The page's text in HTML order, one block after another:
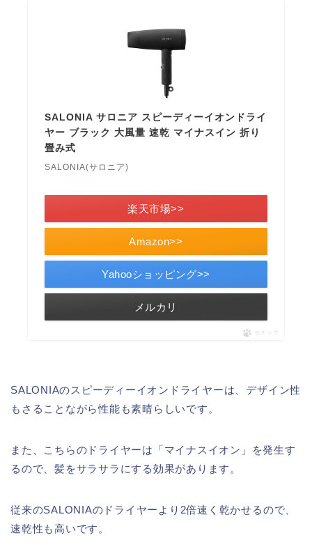
SALONIA サロニア スピーディーイオンドライ
ヤー ブラック 大風量 速乾 マイナスイン 折り
畳み式
SALONIA(サロニア)
Amazon>>
楽天市場>>
Yahooショッピング>>
メルカリ
ポチップ
SALONIAのスピーディーイオンドライヤーは、デザイン性
もさることながら性能も素晴らしいです。
また、こちらのドライヤーは「マイナスイオン」を発生す
るので、髪をサラサラにする効果があります。
従来のSALONIAのドライヤーより2倍速く乾かせるので、
速乾性も高いです。